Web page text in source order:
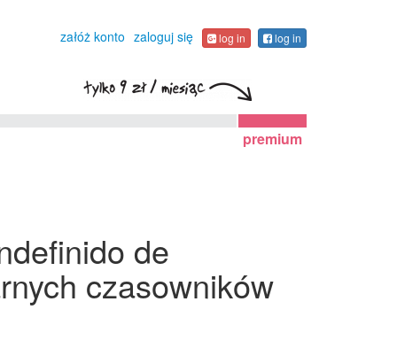
załóż konto zaloguj się log in log in
premium
de
czasowników